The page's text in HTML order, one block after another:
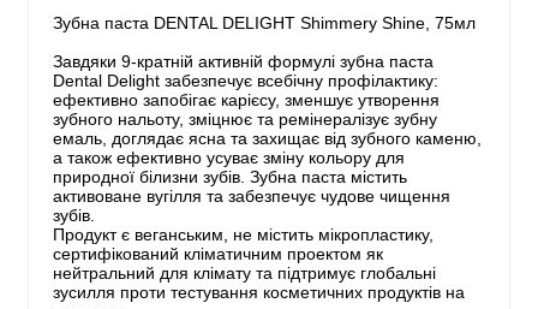
Зубна паста DENTAL DELIGHT Shimmery Shine, 75мл
Завдяки 9-кратній активній формулі зубна паста
Dental Delight забезпечує всебічну профілактику:
ефективно запобігає карієсу, зменшує утворення
зубного нальоту, зміцнює та ремінералізує зубну
емаль, доглядає ясна та захищає від зубного каменю,
а також ефективно усуває зміну кольору для
природної білизни зубів. Зубна паста містить
активоване вугілля та забезпечує чудове чищення
зубів.
Продукт є веганським, не містить мікропластику,
сертифікований кліматичним проектом як
нейтральний для клімату та підтримує глобальні
зусилля проти тестування косметичних продуктів на